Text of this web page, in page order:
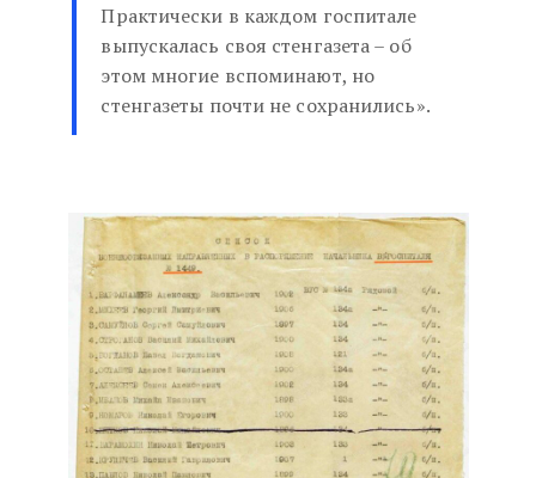
Практически в каждом госпитале
выпускалась своя стенгазета – об
этом многие вспоминают, но
стенгазеты почти не сохранились».